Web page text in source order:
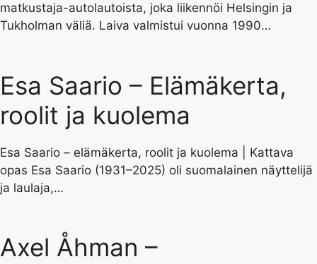
matkustaja-autolautoista, joka liikennöi Helsingin ja
Tukholman väliä. Laiva valmistui vuonna 1990…
Esa Saario – Elämäkerta,
roolit ja kuolema
Esa Saario – elämäkerta, roolit ja kuolema | Kattava
opas Esa Saario (1931–2025) oli suomalainen näyttelijä
ja laulaja,…
Axel Åhman –